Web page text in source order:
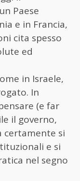
Paese
e in Francia,
cita spesso
ed
in Israele,
In
(e far
il governo,
certamente si
e si
nel segno